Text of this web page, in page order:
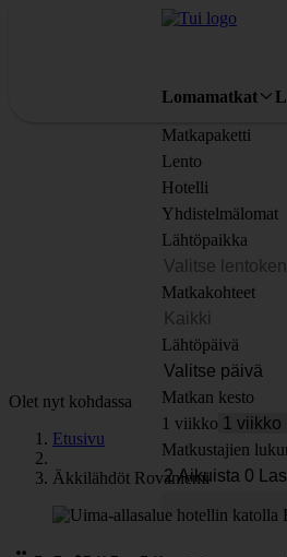
Lomamatkat
Matkapaketti
Lento
Hotelli
Yhdistelmälomat
Lähtöpaikka
Matkakohteet
Lähtöpäivä
Matkan kesto
1 viikko
Matkustajien
Olet nyt kohdassa
Etusivu
Äkkilähdöt Rovaniemi